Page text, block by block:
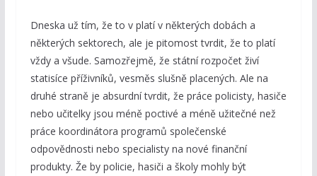
Dneska už tím, že to v platí v některých dobách a
některých sektorech, ale je pitomost tvrdit, že to platí
vždy a všude. Samozřejmě, že státní rozpočet živí
statisíce příživníků, vesměs slušně placených. Ale na
druhé straně je absurdní tvrdit, že práce policisty, hasiče
nebo učitelky jsou méně poctivé a méně užitečné než
práce koordinátora programů společenské
odpovědnosti nebo specialisty na nové finanční
produkty. Že by policie, hasiči a školy mohly být